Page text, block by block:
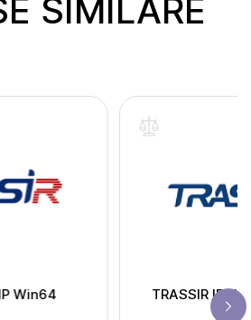
SIMILARE
Win64 TRASSIR IP